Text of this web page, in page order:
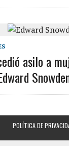
asilo a
POLÍTICA DE